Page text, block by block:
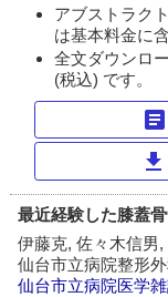
アブストラク
は基本料金に
全文ダウンロ
(税込) です。
article
download
最近経験した膝蓋
伊藤克, 佐々木信男
仙台市立病院整形
仙台市立病院医学